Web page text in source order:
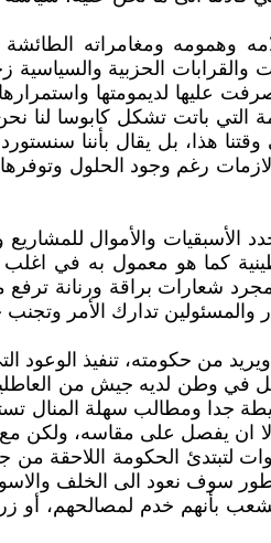
وهمومه ومغامراته
الحزبية
صرفت عليها لديمومتها
باتت تشكل كابوسا لنا
وقتنا هذا، بل يقال بأننا
رغم وجود الحلول
الأسبقيات والأموال
كما هو معمول به في
شعارات براقة ورنانة
والمسئولين تدارك الأمر
من حكومته، تنفيذ الوعود
في وطن لديه جيش من
جدا ومطالب سهلة المنال
لا ان يفصل على مقاسه،
لتبتدئ الحكومة
سوف نعود الى الخلف
بأنهم خدم لمصالحهم،